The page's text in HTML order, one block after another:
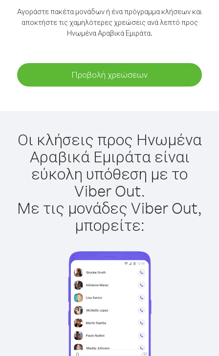
Αγοράστε πακέτα μονάδων ή ένα πρόγραμμα κλήσεων και
αποκτήστε τις χαμηλότερες χρεώσεις ανά λεπτό προς
Ηνωμένα Αραβικά Εμιράτα.
Προβολή χρεώσεων
Οι κλήσεις προς Ηνωμένα
Αραβικά Εμιράτα είναι
εύκολη υπόθεση με το
Viber Out.
Με τις μονάδες Viber Out,
μπορείτε: